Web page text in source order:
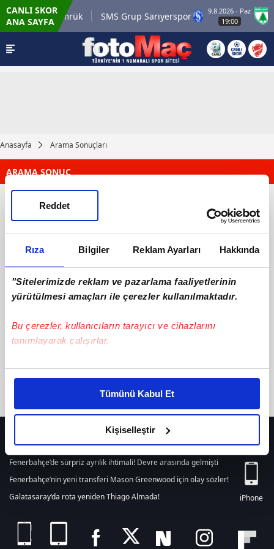
Rıza Bilgiler Reklam Ayarları Hakkında
"Sitelerimizde reklam ve pazarlama faaliyetlerinin
yürütülmesi amaçları ile çerezler kullanılmaktadır.
Bu çerezler, kullanıcıların tarayıcı ve cihazlarını
tanımlayarak çalışırlar.
Bu çerezlere izin vermeniz halinde sizlere özel
daha iyi reklam deneyimi yaşatabiliriz. Bunu yaparken
amacımızın size daha iyi bir reklam deneyimi sunmak
olduğunu ve sizlere en iyi içerikleri sunabilmek adına
elimizden gelen çabayı gösterdiğimizi ve bu noktada,
reklamların maliyetlerimizi karşılamak noktasında tek gelir
Her halükârda, kullanıcılar, bu çerezlere izin vermedikleri
gösterilmeyecektir."
Tümünü Kabul Et
Kişiselleştir
Reddet
CANLI SKOR
ANA SAYFA
Karagümrük SMS Grup Sarıyerspor
9.8.2026 - Paz
19:00
Anasayfa Arama Sonuçları
ARAMA SONUÇ
텔레@STA79M↗↗떼인돈받아주는곳과거기록조사ile ilgili içerik
bulunamamıştır. Arama alanından yeni bir arama
listelemek içintıklayınız.
HER YERDE!
Fenerbahçe’de sürpriz ayrılık ihtimali! Devre arasında gelmişti
Fenerbahçe’nin yeni transferi Mason Greenwood için olay sözler!
Galatasaray’da rota yeniden Thiago Almada!
iPhone